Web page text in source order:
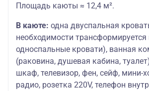
Площадь каюты ≈ 12,4 м².
В каюте: одна двуспальная
необходимости трансформируется
односпальные кровати), ванная
(раковина, душевая кабина,
шкаф, телевизор, фен, сейф, мини-
радио, розетка 220V, телефон